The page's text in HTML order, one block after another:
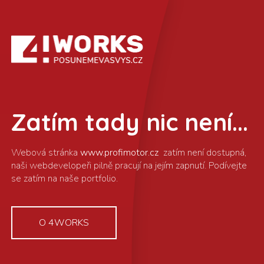
Zatím tady nic není...
www.profimotor.cz
O 4WORKS